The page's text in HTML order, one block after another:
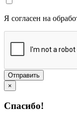
Я согласен на
Отправить
×
Спасибо!